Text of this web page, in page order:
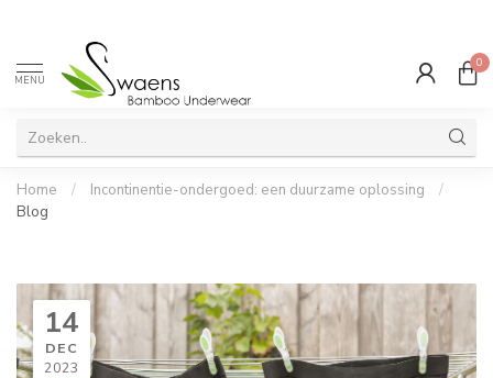
MENU
0
Home / Incontinentie-ondergoed: een duurzame oplossing
/
Blog
14
DEC
2023